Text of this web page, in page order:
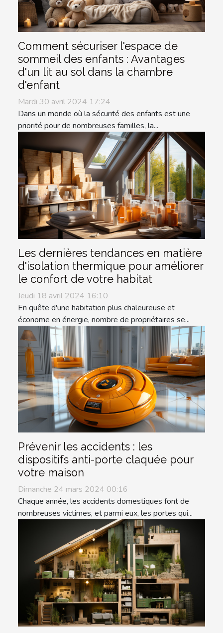
Comment sécuriser l'espace de
sommeil des enfants : Avantages
d'un lit au sol dans la chambre
d'enfant
Mardi 30 avril 2024 17:24
Dans un monde où la sécurité des enfants est une
priorité pour de nombreuses familles, la...
Les dernières tendances en matière
d'isolation thermique pour améliorer
le confort de votre habitat
Jeudi 18 avril 2024 16:10
En quête d'une habitation plus chaleureuse et
économe en énergie, nombre de propriétaires se...
Prévenir les accidents : les
dispositifs anti-porte claquée pour
votre maison
Dimanche 24 mars 2024 00:16
Chaque année, les accidents domestiques font de
nombreuses victimes, et parmi eux, les portes qui...